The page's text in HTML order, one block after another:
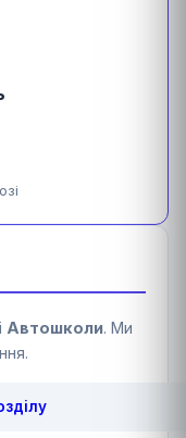
Автошколи. Ми